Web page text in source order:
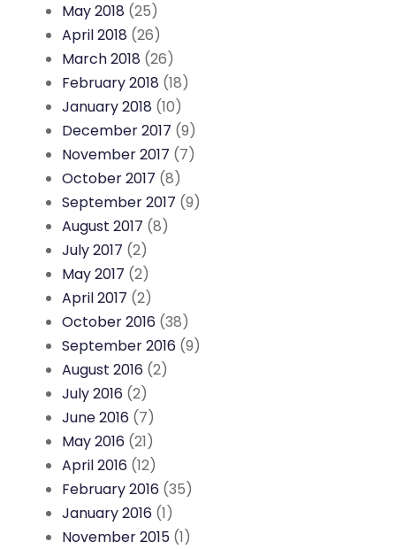
May 2018 (25)
April 2018 (26)
March 2018 (26)
February 2018 (18)
January 2018 (10)
December 2017 (9)
November 2017 (7)
October 2017 (8)
September 2017 (9)
August 2017 (8)
July 2017 (2)
May 2017 (2)
April 2017 (2)
October 2016 (38)
September 2016 (9)
August 2016 (2)
July 2016 (2)
June 2016 (7)
May 2016 (21)
April 2016 (12)
February 2016 (35)
January 2016 (1)
November 2015 (1)